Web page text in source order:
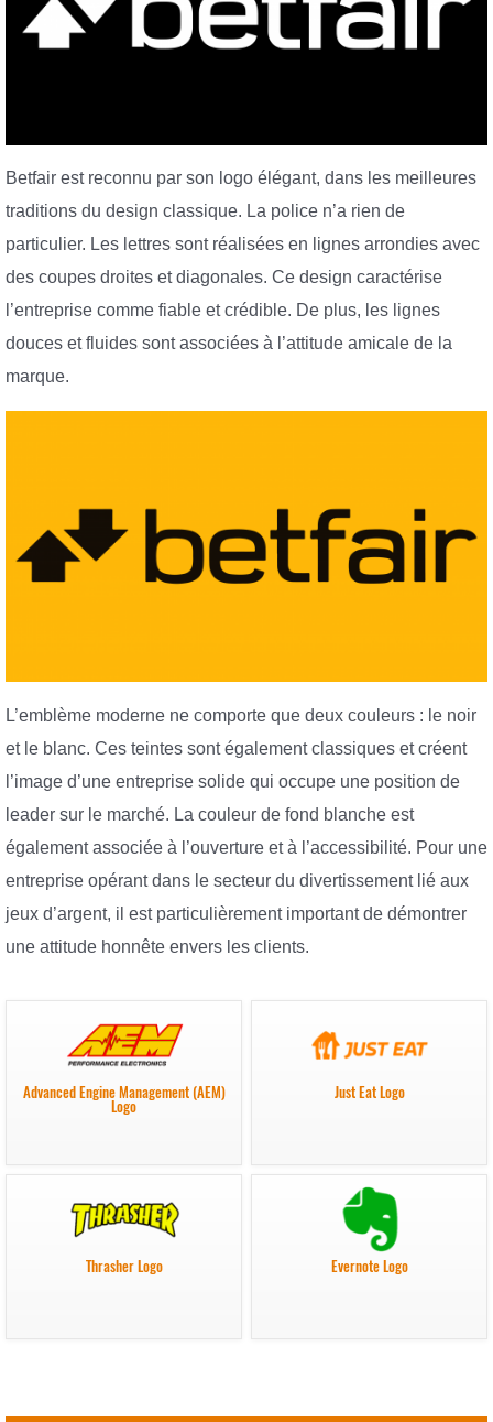
Betfair est reconnu par son logo élégant, dans les meilleures
traditions du design classique. La police n’a rien de
particulier. Les lettres sont réalisées en lignes arrondies avec
des coupes droites et diagonales. Ce design caractérise
l’entreprise comme fiable et crédible. De plus, les lignes
douces et fluides sont associées à l’attitude amicale de la
marque.
L’emblème moderne ne comporte que deux couleurs : le noir
et le blanc. Ces teintes sont également classiques et créent
l’image d’une entreprise solide qui occupe une position de
leader sur le marché. La couleur de fond blanche est
également associée à l’ouverture et à l’accessibilité. Pour une
entreprise opérant dans le secteur du divertissement lié aux
jeux d’argent, il est particulièrement important de démontrer
une attitude honnête envers les clients.
Advanced Engine Management (AEM)
Logo
Just Eat Logo
Thrasher Logo Evernote Logo